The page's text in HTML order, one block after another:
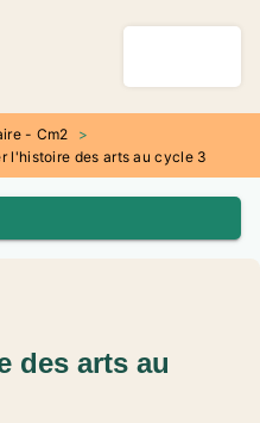
- Cm2
>
l'histoire des arts au cycle 3
des arts au